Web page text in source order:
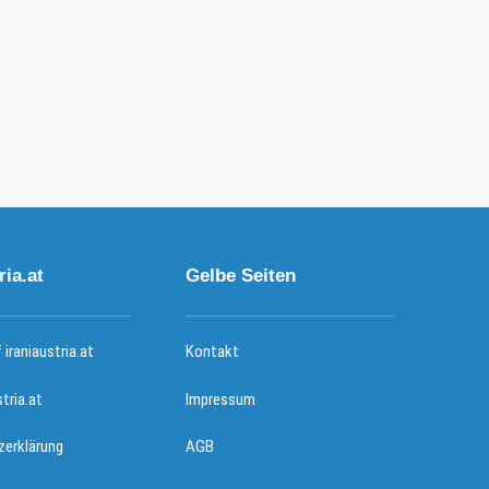
iraniaustria.at
Gelbe Seiten
Kontakt
Impressum
AGB